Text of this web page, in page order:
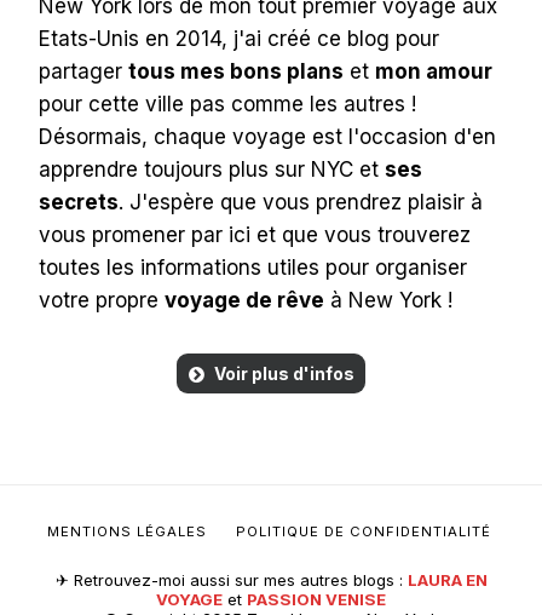
New York lors de mon tout premier voyage aux
Etats-Unis en 2014, j'ai créé ce blog pour
partager tous mes bons plans et mon amour
pour cette ville pas comme les autres !
Désormais, chaque voyage est l'occasion d'en
apprendre toujours plus sur NYC et ses
secrets. J'espère que vous prendrez plaisir à
vous promener par ici et que vous trouverez
toutes les informations utiles pour organiser
votre propre voyage de rêve à New York !
Voir plus d'infos
✈︎ Retrouvez-moi aussi sur mes autres blogs : LAURA EN
VOYAGE et PASSION VENISE
MENTIONS LÉGALES POLITIQUE DE CONFIDENTIALITÉ